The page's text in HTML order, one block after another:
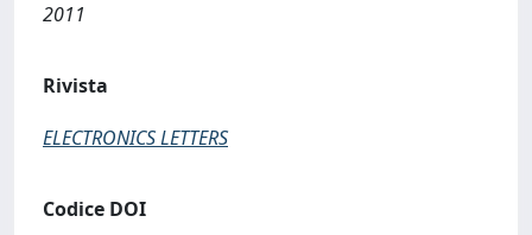
2011
Rivista
ELECTRONICS LETTERS
Codice DOI